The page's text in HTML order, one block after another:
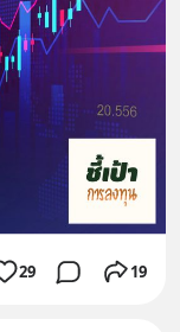
29 19